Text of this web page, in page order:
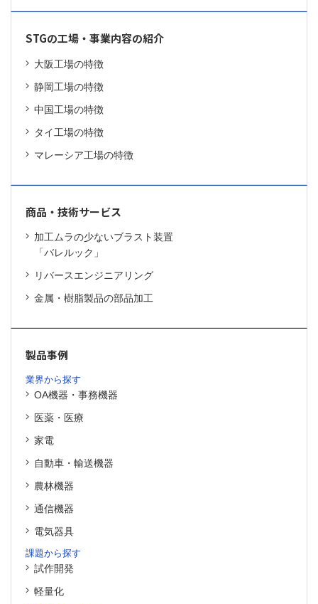
STGの工場・事業内容の紹介
大阪工場の特徴
静岡工場の特徴
中国工場の特徴
タイ工場の特徴
マレーシア工場の特徴
商品・技術サービス
加工ムラの少ないブラスト装置
「バレルック」
リバースエンジニアリング
金属・樹脂製品の部品加工
製品事例
業界から探す
OA機器・事務機器
医薬・医療
家電
自動車・輸送機器
農林機器
通信機器
電気器具
課題から探す
試作開発
軽量化